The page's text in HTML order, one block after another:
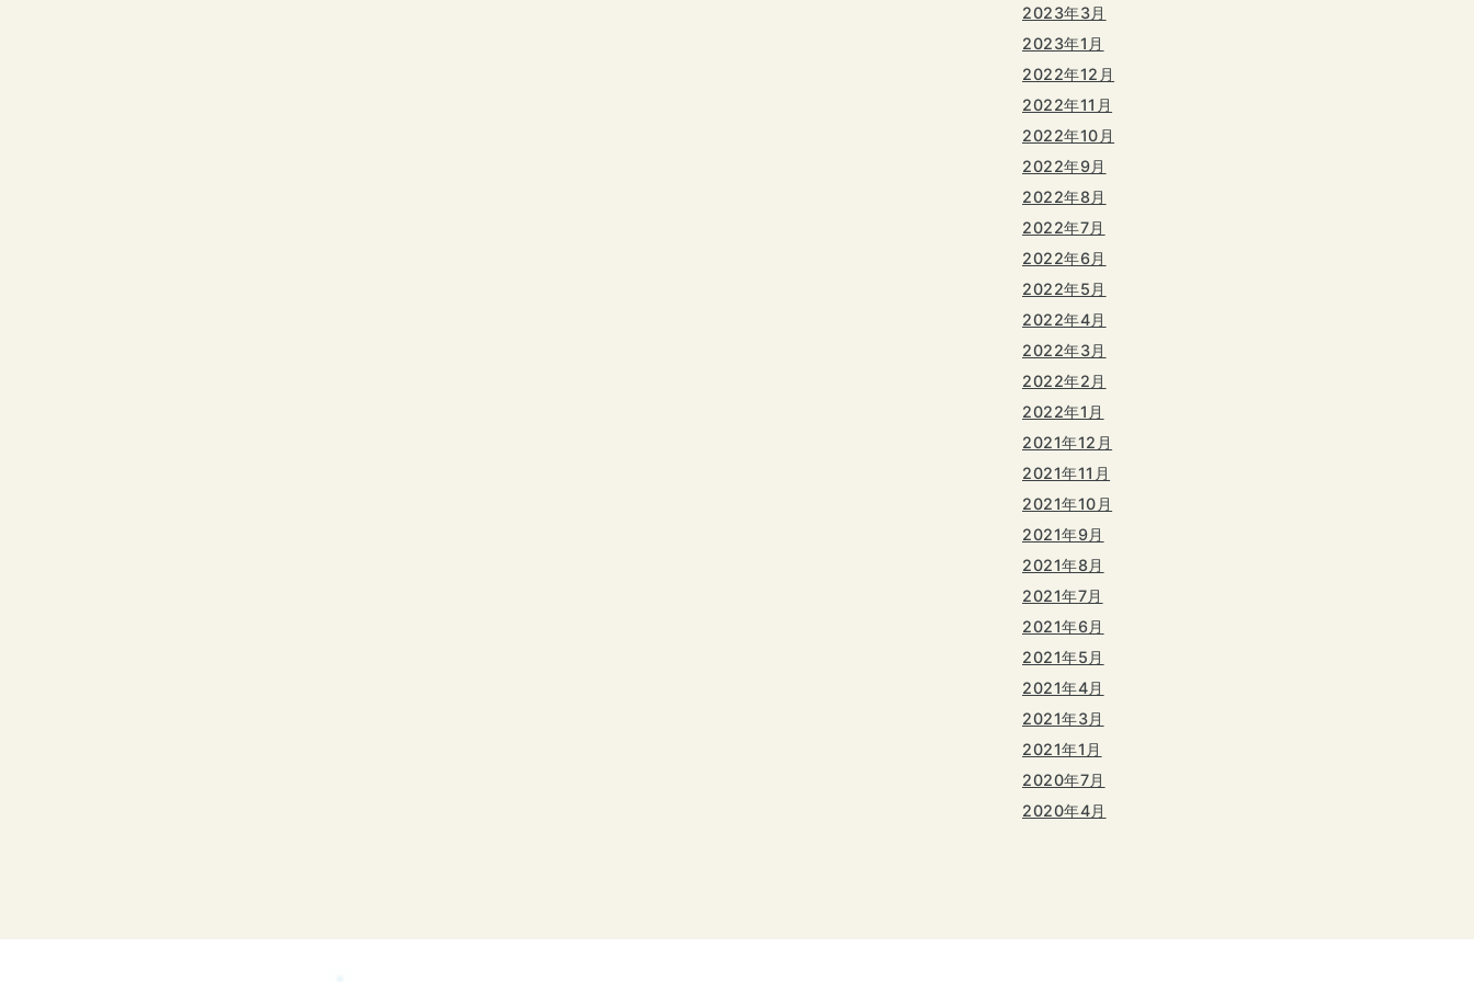
2023年3月
2023年1月
2022年12月
2022年11月
2022年10月
2022年9月
2022年8月
2022年7月
2022年6月
2022年5月
2022年4月
2022年3月
2022年2月
2022年1月
2021年12月
2021年11月
2021年10月
2021年9月
2021年8月
2021年7月
2021年6月
2021年5月
2021年4月
2021年3月
2021年1月
2020年7月
2020年4月